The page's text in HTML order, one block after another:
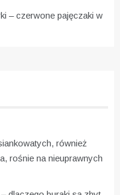
– czerwone pajęczaki w
również
rośnie na nieuprawnych